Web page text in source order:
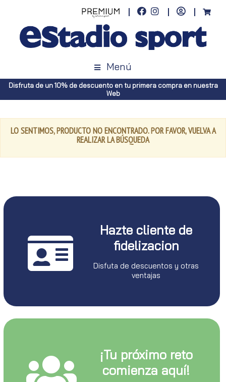
Menú
Disfruta de un 10% de descuento en tu primera compra en nuestra
Web
LO SENTIMOS, PRODUCTO NO ENCONTRADO. POR FAVOR, VUELVA A
REALIZAR LA BÚSQUEDA
Hazte cliente de
fidelizacion
Disfuta de descuentos y otras
ventajas
¡Tu próximo reto
comienza aquí!